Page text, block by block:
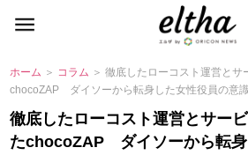
ホーム ＞ コラム ＞ 徹底したローコスト運営とサ
chocoZAP ダイソーから転身した女性役員の意
徹底したローコスト運営とサー
たchocoZAP ダイソーから転身